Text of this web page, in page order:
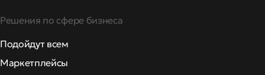
Решения по сфере бизнеса
Подойдут всем
Маркетплейсы